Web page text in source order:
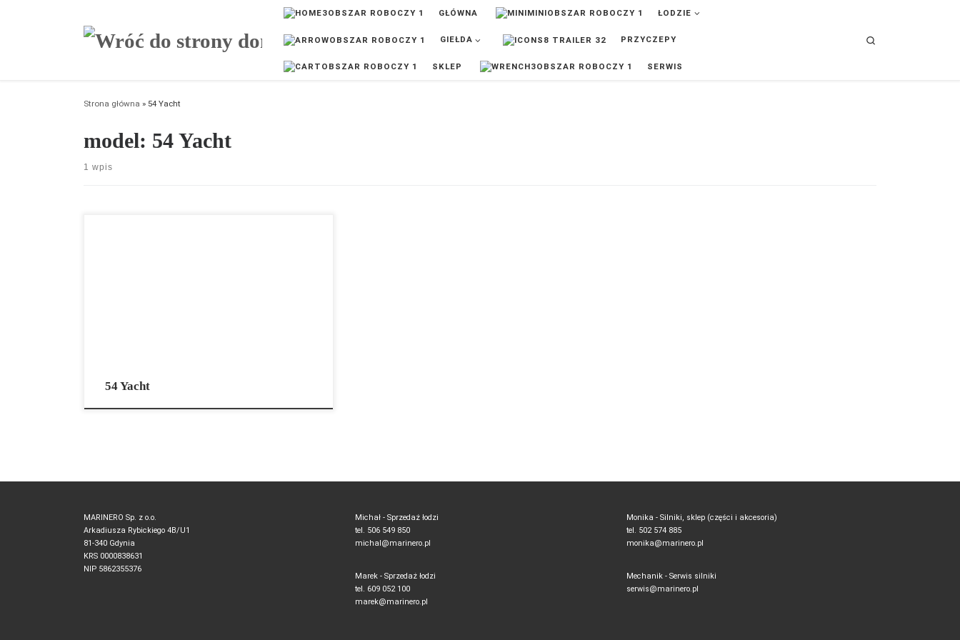
GŁÓWNA ŁODZIE
GIEŁDA PRZYCZEPY
SKLEP SERWIS
Strona główna » 54 Yacht
model: 54 Yacht
1 wpis
54 Yacht
MARINERO Sp. z o.o.
Arkadiusza Rybickiego 4B/U1
81-340 Gdynia
KRS 0000838631
NIP 5862355376
Michał - Sprzedaż łodzi
tel. 506 549 850
michal@marinero.pl
Marek - Sprzedaż łodzi
tel. 609 052 100
marek@marinero.pl
Monika - Silniki, sklep (części i akcesoria)
tel. 502 574 885
monika@marinero.pl
Mechanik - Serwis silniki
serwis@marinero.pl